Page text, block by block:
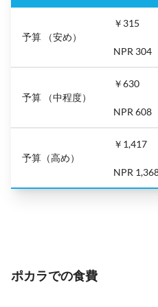
予算 （安め）
￥315
NPR 304
予算 （中程度）
￥630
NPR 608
予算（高め）
￥1,417
NPR
ポカラでの食費